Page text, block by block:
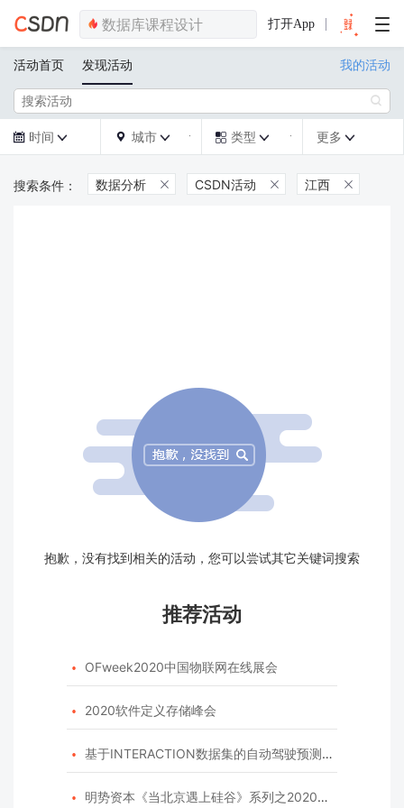
打开App
活动首页 发现活动 我的活动

 时间   城市   类型  更多 
数据分析  CSDN活动  江西 
抱歉，没有找到相关的活动，您可以尝试其它关键词搜索
推荐活动
 OFweek2020中国物联网在线展会
 2020软件定义存储峰会
 基于INTERACTION数据集的自动驾驶预测模型挑战赛
 明势资本《当北京遇上硅谷》系列之2020年度开源峰会